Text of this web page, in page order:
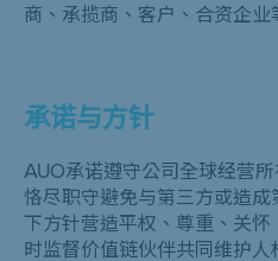
商、承揽商、客户、合资企业
承诺与方针
AUO承诺遵守公司全球经营
恪尽职守避免与第三方或造
下方针营造平权、尊重、关
时监督价值链伙伴共同维护人